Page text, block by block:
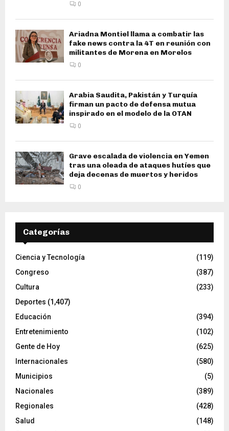
0
Ariadna Montiel llama a combatir las
fake news contra la 4T en reunión con
militantes de Morena en Morelos
0
Arabia Saudita, Pakistán y Turquía
firman un pacto de defensa mutua
inspirado en el modelo de la OTAN
0
Grave escalada de violencia en Yemen
tras una oleada de ataques hutíes que
deja decenas de muertos y heridos
0
Categorías
Ciencia y Tecnología
(119)
Congreso
(387)
Cultura
(233)
Deportes (1,407)
Educación
(394)
Entretenimiento
(102)
Gente de Hoy
(625)
Internacionales
(580)
Municipios
(5)
Nacionales
(389)
Regionales
(428)
Salud
(148)